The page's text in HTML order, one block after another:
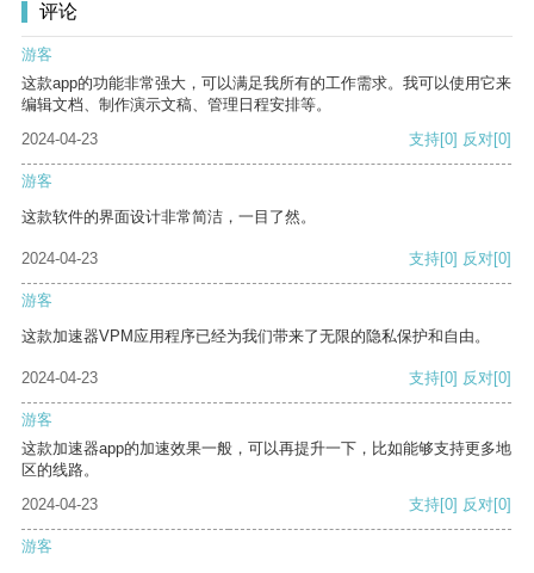
评论
游客
这款app的功能非常强大，可以满足我所有的工作需求。我可以使用它来
编辑文档、制作演示文稿、管理日程安排等。
2024-04-23
支持[0] 反对[0]
游客
这款软件的界面设计非常简洁，一目了然。
2024-04-23 支持[0] 反对[0]
游客
这款加速器VPM应用程序已经为我们带来了无限的隐私保护和自由。
2024-04-23 支持[0] 反对[0]
游客
这款加速器app的加速效果一般，可以再提升一下，比如能够支持更多地
区的线路。
2024-04-23
支持[0] 反对[0]
游客